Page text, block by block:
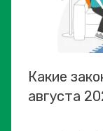
Какие
августа